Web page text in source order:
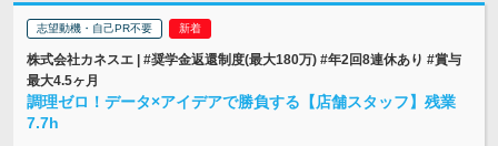
志望動機・自己PR不要
株式会社カネスエ | #奨学金返還制度(最大180万) #年2回8連休あり #賞与
最大4.5ヶ月
調理ゼロ！データ×アイデアで勝負する【店舗スタッフ】残業
7.7h